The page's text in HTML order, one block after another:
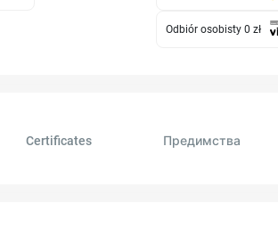
Odbiór osobisty 0 zł
Certificates Πредимства